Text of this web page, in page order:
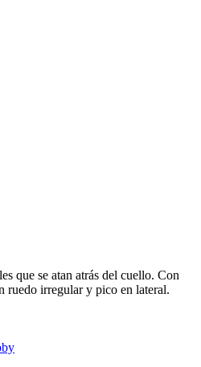
que se atan atrás del cuello. Con
ruedo irregular y pico en lateral.